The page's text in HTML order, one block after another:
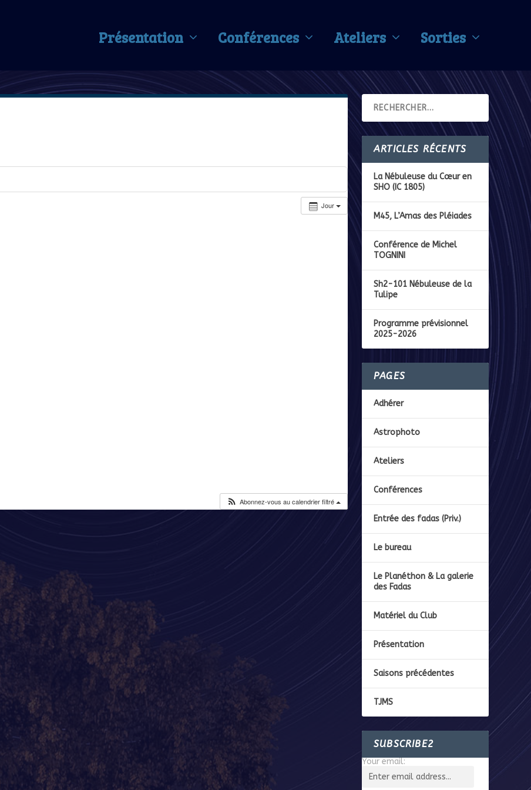
Présentation Conférences Ateliers Sorties
Jour
Abonnez-vous au calendrier filtré
ARTICLES RÉCENTS
La Nébuleuse du Cœur en
SHO (IC 1805)
M45, L’Amas des Pléiades
Conférence de Michel
TOGNINI
Sh2-101 Nébuleuse de la
Tulipe
Programme prévisionnel
2025-2026
PAGES
Adhérer
Astrophoto
Ateliers
Conférences
Entrée des fadas (Priv.)
Le bureau
Le Planéthon & La galerie
des Fadas
Matériel du Club
Présentation
Saisons précédentes
TJMS
SUBSCRIBE2
Your email: